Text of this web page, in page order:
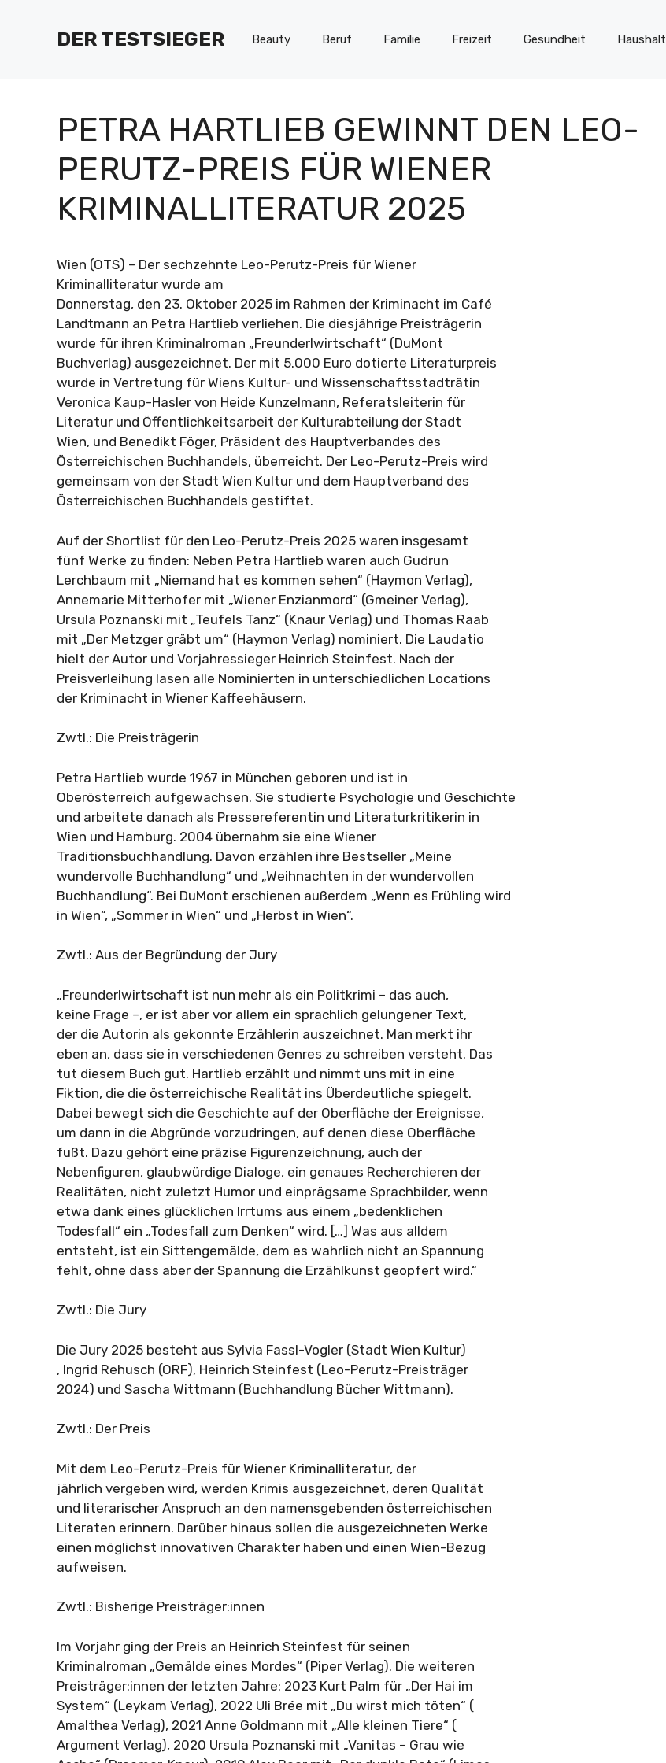
DER TESTSIEGER Beauty Beruf Familie Freizeit Gesundheit Haushalt
PETRA HARTLIEB GEWINNT DEN LEO-
PERUTZ-PREIS FÜR WIENER
KRIMINALLITERATUR 2025
Wien (OTS) – Der sechzehnte Leo-Perutz-Preis für Wiener
Kriminalliteratur wurde am
Donnerstag, den 23. Oktober 2025 im Rahmen der Kriminacht im Café
Landtmann an Petra Hartlieb verliehen. Die diesjährige Preisträgerin
wurde für ihren Kriminalroman „Freunderlwirtschaft“ (DuMont
Buchverlag) ausgezeichnet. Der mit 5.000 Euro dotierte Literaturpreis
wurde in Vertretung für Wiens Kultur- und Wissenschaftsstadträtin
Veronica Kaup-Hasler von Heide Kunzelmann, Referatsleiterin für
Literatur und Öffentlichkeitsarbeit der Kulturabteilung der Stadt
Wien, und Benedikt Föger, Präsident des Hauptverbandes des
Österreichischen Buchhandels, überreicht. Der Leo-Perutz-Preis wird
gemeinsam von der Stadt Wien Kultur und dem Hauptverband des
Österreichischen Buchhandels gestiftet.
Auf der Shortlist für den Leo-Perutz-Preis 2025 waren insgesamt
fünf Werke zu finden: Neben Petra Hartlieb waren auch Gudrun
Lerchbaum mit „Niemand hat es kommen sehen“ (Haymon Verlag),
Annemarie Mitterhofer mit „Wiener Enzianmord“ (Gmeiner Verlag),
Ursula Poznanski mit „Teufels Tanz“ (Knaur Verlag) und Thomas Raab
mit „Der Metzger gräbt um“ (Haymon Verlag) nominiert. Die Laudatio
hielt der Autor und Vorjahressieger Heinrich Steinfest. Nach der
Preisverleihung lasen alle Nominierten in unterschiedlichen Locations
der Kriminacht in Wiener Kaffeehäusern.
Zwtl.: Die Preisträgerin
Petra Hartlieb wurde 1967 in München geboren und ist in
Oberösterreich aufgewachsen. Sie studierte Psychologie und Geschichte
und arbeitete danach als Pressereferentin und Literaturkritikerin in
Wien und Hamburg. 2004 übernahm sie eine Wiener
Traditionsbuchhandlung. Davon erzählen ihre Bestseller „Meine
wundervolle Buchhandlung“ und „Weihnachten in der wundervollen
Buchhandlung“. Bei DuMont erschienen außerdem „Wenn es Frühling wird
in Wien“, „Sommer in Wien“ und „Herbst in Wien“.
Zwtl.: Aus der Begründung der Jury
„Freunderlwirtschaft ist nun mehr als ein Politkrimi – das auch,
keine Frage –, er ist aber vor allem ein sprachlich gelungener Text,
der die Autorin als gekonnte Erzählerin auszeichnet. Man merkt ihr
eben an, dass sie in verschiedenen Genres zu schreiben versteht. Das
tut diesem Buch gut. Hartlieb erzählt und nimmt uns mit in eine
Fiktion, die die österreichische Realität ins Überdeutliche spiegelt.
Dabei bewegt sich die Geschichte auf der Oberfläche der Ereignisse,
um dann in die Abgründe vorzudringen, auf denen diese Oberfläche
fußt. Dazu gehört eine präzise Figurenzeichnung, auch der
Nebenfiguren, glaubwürdige Dialoge, ein genaues Recherchieren der
Realitäten, nicht zuletzt Humor und einprägsame Sprachbilder, wenn
etwa dank eines glücklichen Irrtums aus einem „bedenklichen
Todesfall“ ein „Todesfall zum Denken“ wird. […] Was aus alldem
entsteht, ist ein Sittengemälde, dem es wahrlich nicht an Spannung
fehlt, ohne dass aber der Spannung die Erzählkunst geopfert wird.“
Zwtl.: Die Jury
Die Jury 2025 besteht aus Sylvia Fassl-Vogler (Stadt Wien Kultur)
, Ingrid Rehusch (ORF), Heinrich Steinfest (Leo-Perutz-Preisträger
2024) und Sascha Wittmann (Buchhandlung Bücher Wittmann).
Zwtl.: Der Preis
Mit dem Leo-Perutz-Preis für Wiener Kriminalliteratur, der
jährlich vergeben wird, werden Krimis ausgezeichnet, deren Qualität
und literarischer Anspruch an den namensgebenden österreichischen
Literaten erinnern. Darüber hinaus sollen die ausgezeichneten Werke
einen möglichst innovativen Charakter haben und einen Wien-Bezug
aufweisen.
Zwtl.: Bisherige Preisträger:innen
Im Vorjahr ging der Preis an Heinrich Steinfest für seinen
Kriminalroman „Gemälde eines Mordes“ (Piper Verlag). Die weiteren
Preisträger:innen der letzten Jahre: 2023 Kurt Palm für „Der Hai im
System“ (Leykam Verlag), 2022 Uli Brée mit „Du wirst mich töten“ (
Amalthea Verlag), 2021 Anne Goldmann mit „Alle kleinen Tiere“ (
Argument Verlag), 2020 Ursula Poznanski mit „Vanitas – Grau wie